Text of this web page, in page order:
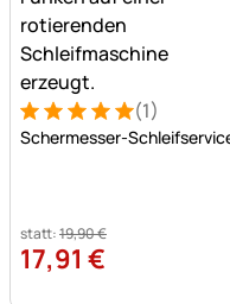
Bewertung: 5 von 5 (1
1 Bewertung (1)
Schermesser-
statt:19,90€
17,91 €